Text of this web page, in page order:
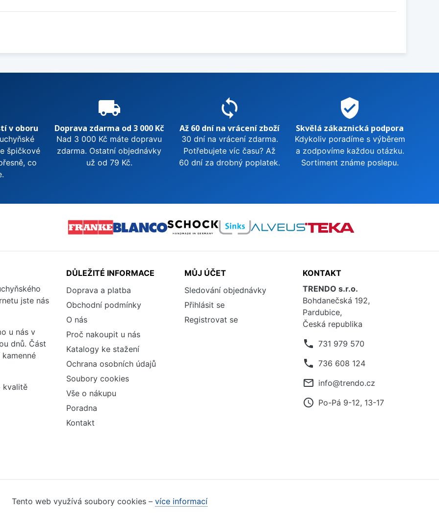
v oboru
špičkové
co
local_shipping
Doprava zdarma od 3 000 Kč
Nad 3 000 Kč máte dopravu
zdarma. Ostatní objednávky
už od 79 Kč.
sync
Až 60 dní na vrácení zboží
30 dní na vrácení zdarma.
Potřebujete víc času? Až
60 dní za drobný poplatek.
verified_user
Skvělá zákaznická podpora
Kdykoliv poradíme s výběrem
a zodpovíme každou otázku.
Sortiment známe poslepu.
jste nás
u nás v
dnů. Část
kvalitě
DŮLEŽITÉ INFORMACE
Doprava a platba
Obchodní podmínky
O nás
Proč nakoupit u nás
Katalogy ke stažení
Ochrana osobních údajů
Soubory cookies
Vše o nákupu
Poradna
Kontakt
MŮJ ÚČET
Sledování objednávky
Přihlásit se
Registrovat se
KONTAKT
TRENDO s.r.o.
Bohdanečská 192,
Pardubice,
Česká republika
phone 731 979 570
phone 736 608 124
mail_outline info@trendo.cz
access_time Po-Pá 9-12, 13-17
Tento web využívá soubory cookies – více informací